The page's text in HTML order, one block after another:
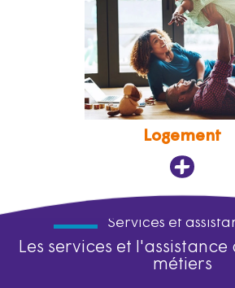
Logement
Services et
Les services et
métiers